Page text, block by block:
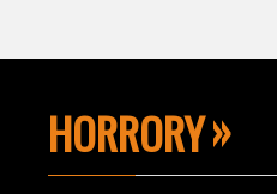
HORRORY